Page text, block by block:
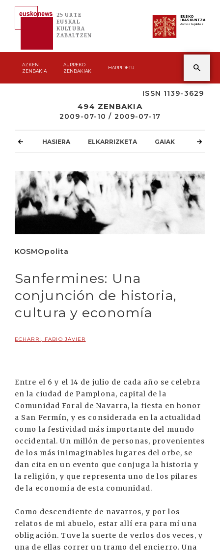
25 URTE
EUSKAL
KULTURA
ZABALTZEN
EUSKO
IKASKUNTZA
Asmoz ta jakitez
AZKEN
ZENBAKIA
AURREKO
ZENBAKIAK
HARPIDETU
ISSN 1139-3629
494 ZENBAKIA
2009-07-10 / 2009-07-17
HASIERA ELKARRIZKETA GAIAK
KOSMOpolita
Sanfermines: Una
conjunción de historia,
cultura y economía
ECHARRI, FABIO JAVIER
Entre el 6 y el 14 de julio de cada año se celebra
en la ciudad de Pamplona, capital de la
Comunidad Foral de Navarra, la fiesta en honor
a San Fermín, y es considerada en la actualidad
como la festividad más importante del mundo
occidental. Un millón de personas, provenientes
de los más inimaginables lugares del orbe, se
dan cita en un evento que conjuga la historia y
la religión, y que representa uno de los pilares
de la economía de esta comunidad.
Como descendiente de navarros, y por los
relatos de mi abuelo, estar allí era para mí una
obligación. Tuve la suerte de verlos dos veces, y
una de ellas correr un tramo del encierro. Una